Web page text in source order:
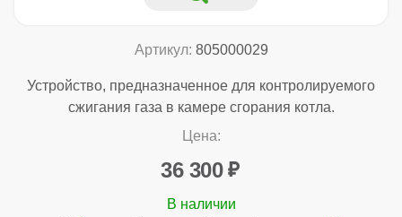
Артикул: 805000029
Устройство, предназначенное для контролируемого
сжигания газа в камере сгорания котла.
Цена:
36 300